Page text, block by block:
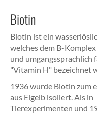
Biotin
Biotin ist ein
welches dem B-
und umgangssprachlich
"Vitamin H" bezeichnet
1936 wurde Biotin zum
aus Eigelb isoliert. Als in
Tierexperimenten und